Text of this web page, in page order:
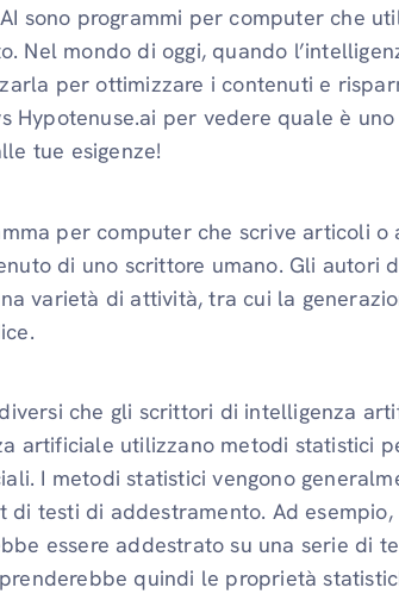
sono programmi per computer che
Nel mondo di oggi, quando
per ottimizzare i contenuti e
Hypotenuse.ai per vedere quale è
tue esigenze!
per computer che scrive articoli
di uno scrittore umano. Gli autori
varietà di attività, tra cui la
che gli scrittori di intelligenza
artificiale utilizzano metodi statistici
I metodi statistici vengono
di testi di addestramento. Ad
essere addestrato su una serie di
quindi le proprietà